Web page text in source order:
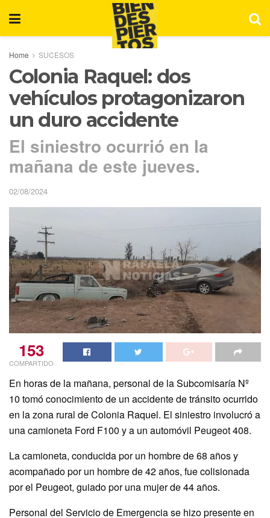
Home SUCESOS
Colonia Raquel: dos
vehículos protagonizaron
un duro accidente
El siniestro ocurrió en la
mañana de este jueves.
02/08/2024
153
COMPARTIDO
En horas de la mañana, personal de la Subcomisaría Nº
10 tomó conocimiento de un accidente de tránsito ocurrido
en la zona rural de Colonia Raquel. El siniestro involucró a
una camioneta Ford F100 y a un automóvil Peugeot 408.
La camioneta, conducida por un hombre de 68 años y
acompañado por un hombre de 42 años, fue colisionada
por el Peugeot, guiado por una mujer de 44 años.
Personal del Servicio de Emergencia se hizo presente en